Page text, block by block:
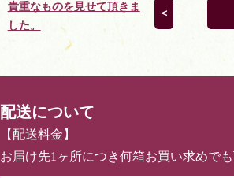
貴重なものを見せて頂きま
した。
＜
配送について
【配送料金】
お届け先1ヶ所につき何箱お買い求めでも